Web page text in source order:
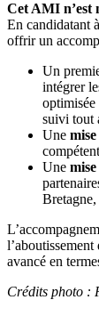
Cet AMI n’est
En candidatant
offrir un
Un
intégrer
optimisée
suivi tout
Une
Une
avancé en
Crédits photo :